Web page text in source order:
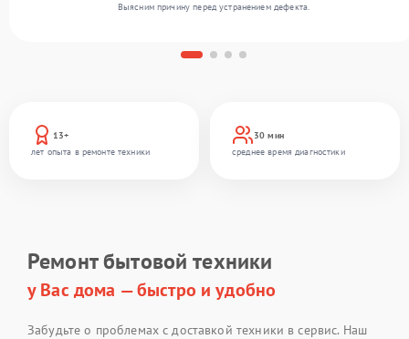
13+
лет опыта в ремонте техники
30 мин
среднее время диагностики
Выясним причину перед устранением дефекта.
Ремонт бытовой техники
у Вас дома — быстро и удобно
Забудьте о проблемах с доставкой техники в сервис. Наш